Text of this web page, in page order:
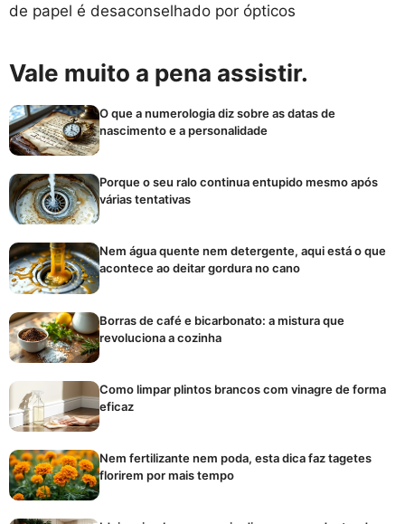
de papel é desaconselhado por ópticos
Vale muito a pena assistir.
O que a numerologia diz sobre as datas de
nascimento e a personalidade
Porque o seu ralo continua entupido mesmo após
várias tentativas
Nem água quente nem detergente, aqui está o que
acontece ao deitar gordura no cano
Borras de café e bicarbonato: a mistura que
revoluciona a cozinha
Como limpar plintos brancos com vinagre de forma
eficaz
Nem fertilizante nem poda, esta dica faz tagetes
florirem por mais tempo